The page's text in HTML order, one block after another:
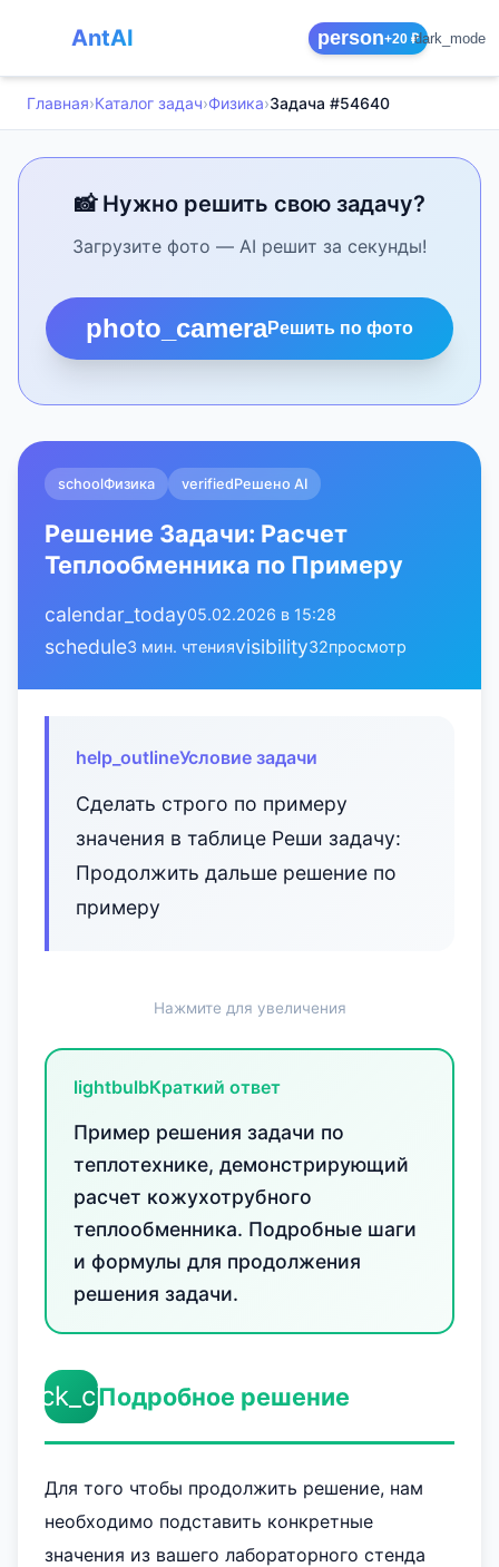
AntAI person+20 ₽dark_mode
Главная›Каталог задач›Физика›Задача #54640
📸 Нужно решить свою задачу?
Загрузите фото — AI решит за секунды!
photo_cameraРешить по фото
schoolФизика verifiedРешено AI
Решение Задачи: Расчет
Теплообменника по Примеру
calendar_today05.02.2026 в 15:28
schedule3 мин. чтенияvisibility32просмотр
help_outlineУсловие задачи
Сделать строго по примеру
значения в таблице Реши задачу:
Продолжить дальше решение по
примеру
Нажмите для увеличения
lightbulbКраткий ответ
Пример решения задачи по
теплотехнике, демонстрирующий
расчет кожухотрубного
теплообменника. Подробные шаги
и формулы для продолжения
решения задачи.
Подробное решение
Для того чтобы продолжить решение, нам
необходимо подставить конкретные
значения из вашего лабораторного стенда